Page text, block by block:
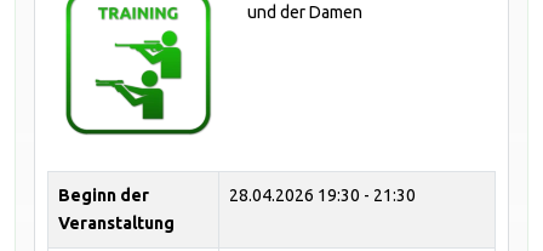
und der Damen
Beginn der
Veranstaltung
28.04.2026 19:30 - 21:30